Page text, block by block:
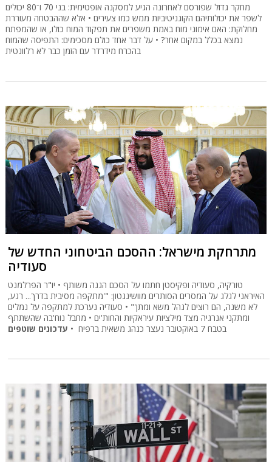
מחקר גדול שפורסם לאחרונה הגיע למסקנה אופטימית: בני 70 ו־80 יכולים
לשפר את יכולותיהם הקוגניטיביות ממש כמו צעירים • אלא שההבטחה מעוררת
מחלוקת: האם אימוני מוח באמת משפרים את תפקוד המוח כולו, או שהמפתח
נמצא בכלל במקום אחר? • על דבר אחד כולם מסכימים: התפיסה שהמוח
בהכרח מידרדר עם הזמן כבר לא רלוונטית
מתרחקת מישראל: ההסכם הביטחוני החדש של
סעודיה
טורקיה, סעודיה ופקיסטן חתמו על הסכם הגנה משותף • יו"ר הפרלמנט
האיראני לגלג על המסרים הסותרים מוושינגטון: "'מתקפה מסיבית בדרך... רגע,
לא משנה, הם רוצים לנהל משא ומתן'" • סעודיה נערכת למתקפה על נמלים
ומתקני אנרגיה מצד מילציות עיראקיות והחות'ים • מחבל נוח'בה שהשתתף
בטבח 7 באוקטובר נעצר כנהג משאית ברפיח •
עדכונים שוטפים